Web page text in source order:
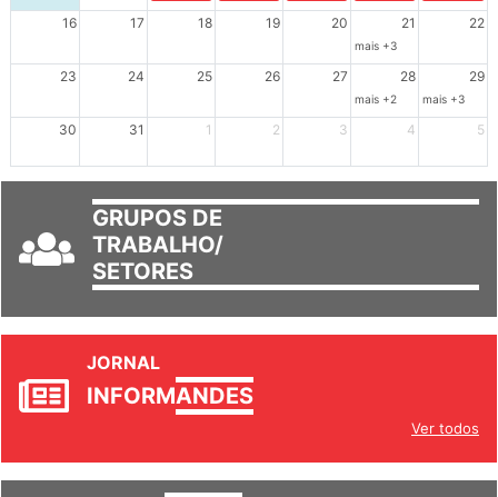
16 17 18 19 20 21 22
mais +3
23 24 25 26 27 28 29
mais +2 mais +3
30 31 1 2 3 4 5
GRUPOS DE
TRABALHO/
SETORES
JORNAL
INFORMANDES
Ver todos